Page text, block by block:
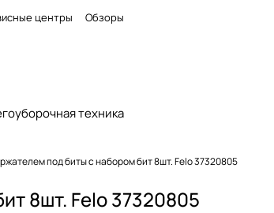
центры Обзоры
техника
под биты с набором бит 8шт. Felo 37320805
8шт. Felo 37320805